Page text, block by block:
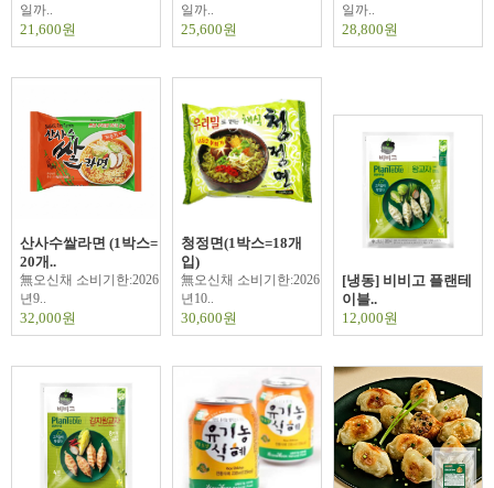
일까..
21,600원
일까..
25,600원
일까..
28,800원
산사수쌀라면 (1박스=
20개..
無오신채 소비기한:2026
년9..
32,000원
청정면(1박스=18개
입)
無오신채 소비기한:2026
년10..
30,600원
[냉동] 비비고 플랜테
이블..
12,000원